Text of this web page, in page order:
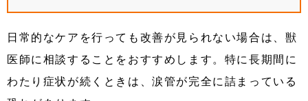
日常的なケアを行っても改善が見られない場合は、獣
医師に相談することをおすすめします。特に長期間に
わたり症状が続くときは、涙管が完全に詰まっている